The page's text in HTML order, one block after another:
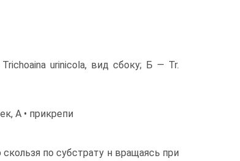
urinicola, вид сбоку; Б — Tr.
А • прикрепи
по субстрату н вращаясь при